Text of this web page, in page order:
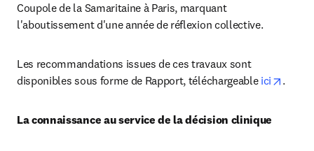
Coupole de la Samaritaine à Paris, marquant
l'aboutissement d'une année de réflexion collective.
Les recommandations issues de ces travaux sont
disponibles sous forme de Rapport, téléchargeable ici .
La connaissance au service de la décision clinique